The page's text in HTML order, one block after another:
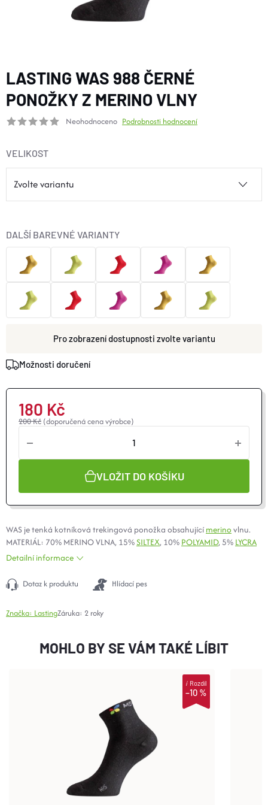
BOTY A PONOŽKY
VYBAVENÍ
CYKLISTIKA
Doprava a platba
Reklamace
Výměna a vrácení
Stav objednávky
O nás
Moje objednávka
LASTING WAS 988 ČERNÉ
PONOŽKY Z MERINO VLNY
Neohodnoceno Podrobnosti hodnocení
VELIKOST
zvolte variantu
DALŠÍ BAREVNÉ VARIANTY
Možnosti doručení
200 Kč (doporučená cena výrobce)
180 Kč
VLOŽIT DO KOŠÍKU
WAS je tenká kotníková trekingová ponožka obsahující merino vlnu.
MATERIÁL: 70% MERINO VLNA, 15%SILTEX, 10% POLYAMID, 5% LYCRA
Detailní informace
Dotaz k produktu Hlídací pes
Značka: LastingZáruka: 2 roky
MOHLO BY SE VÁM TAKÉ LÍBIT
–10 %
iRozdíl